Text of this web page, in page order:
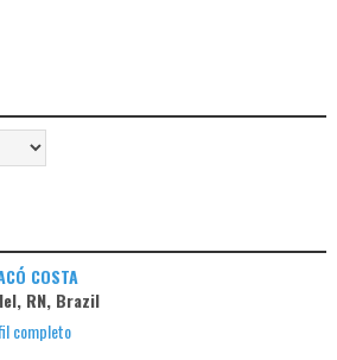
COSTA
RN, Brazil
completo